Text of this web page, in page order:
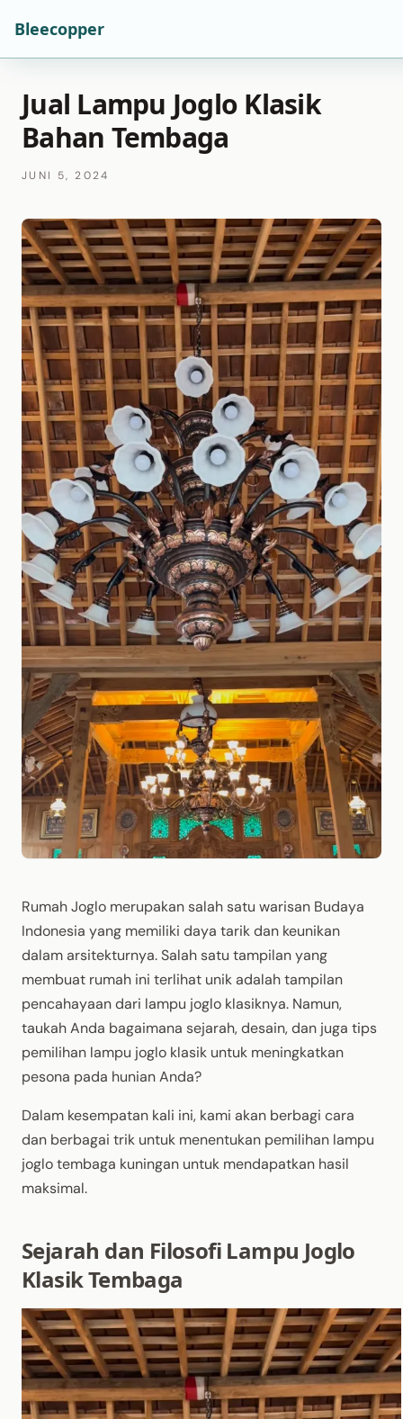
Bleecopper
Jual Lampu Joglo Klasik
Bahan Tembaga
JUNI 5, 2024
Rumah Joglo merupakan salah satu warisan Budaya
Indonesia yang memiliki daya tarik dan keunikan
dalam arsitekturnya. Salah satu tampilan yang
membuat rumah ini terlihat unik adalah tampilan
pencahayaan dari lampu joglo klasiknya. Namun,
taukah Anda bagaimana sejarah, desain, dan juga tips
pemilihan lampu joglo klasik untuk meningkatkan
pesona pada hunian Anda?
Dalam kesempatan kali ini, kami akan berbagi cara
dan berbagai trik untuk menentukan pemilihan lampu
joglo tembaga kuningan untuk mendapatkan hasil
maksimal.
Sejarah dan Filosofi Lampu Joglo
Klasik Tembaga